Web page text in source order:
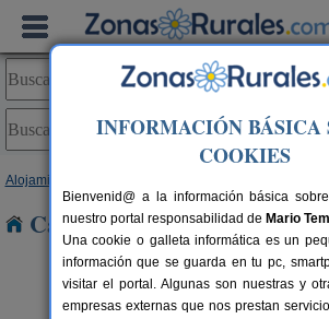
Alojamientos
Casas Rurales cerca de
INFORMACIÓN BÁSICA
COOKIES
Bienvenid@ a la información básica
nuestro portal responsabilidad de Mario
Una cookie o galleta informática es un
información que se guarda en tu pc,
visitar el portal. Algunas son nuestras y
empresas externas que nos prestan